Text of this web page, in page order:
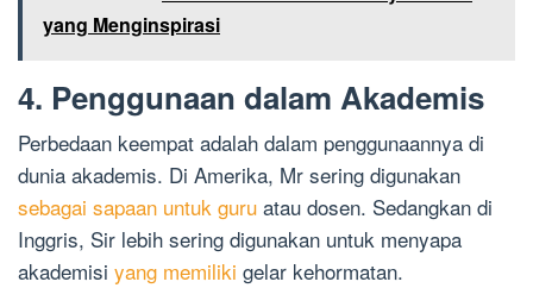
yang Menginspirasi
4. Penggunaan dalam Akademis
Perbedaan keempat adalah dalam penggunaannya di
dunia akademis. Di Amerika, Mr sering digunakan
sebagai sapaan untuk guru atau dosen. Sedangkan di
Inggris, Sir lebih sering digunakan untuk menyapa
akademisi yang memiliki gelar kehormatan.